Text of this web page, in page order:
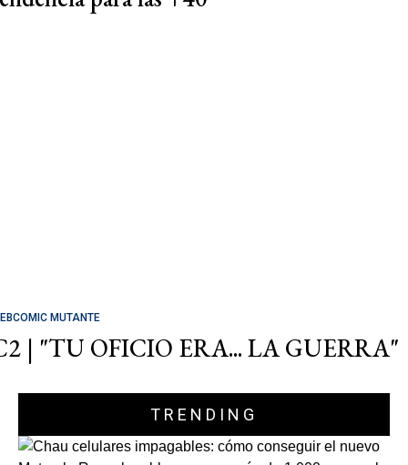
MUTANTE
| "TU OFICIO ERA... LA GUERRA"
TRENDING